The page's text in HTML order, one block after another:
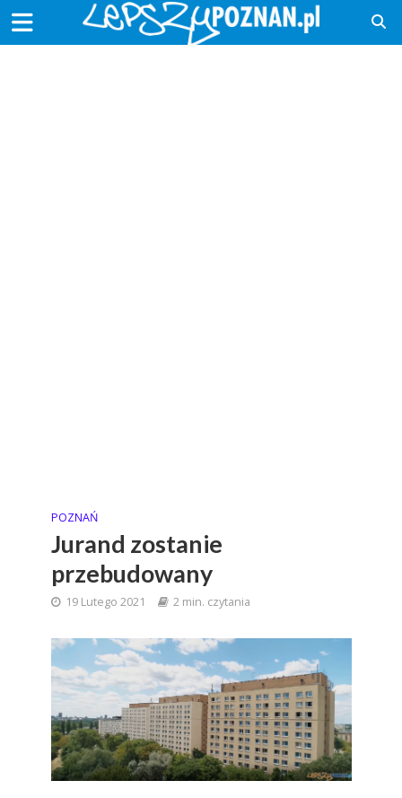
POZNAŃ
Jurand zostanie
przebudowany
19 Lutego 2021 2 min. czytania